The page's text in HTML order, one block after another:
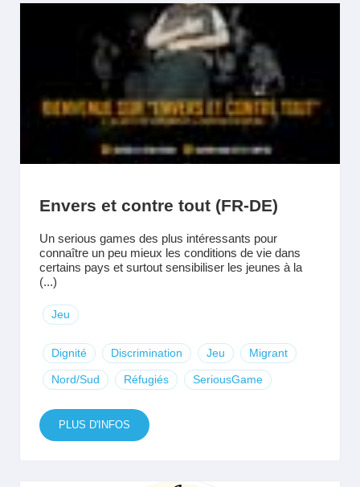
Envers et contre tout (FR-DE)
Un serious games des plus intéressants pour
connaître un peu mieux les conditions de vie dans
certains pays et surtout sensibiliser les jeunes à la
(...)
Jeu
Dignité Discrimination Jeu Migrant
Nord/Sud Réfugiés SeriousGame
PLUS D'INFOS